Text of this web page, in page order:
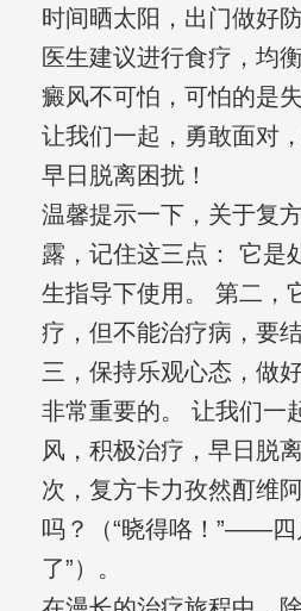
时间晒太阳，出门做好
医生建议进行食疗，均
癜风不可怕，可怕的是
让我们一起，勇敢面对
早日脱离困扰！
温馨提示一下，关于复
露，记住这三点： 它是
生指导下使用。 第二，
疗，但不能治疗病，要
三，保持乐观心态，做
非常重要的。 让我们一
风，积极治疗，早日脱
次，复方卡力孜然酊维
吗？（“晓得咯！”——四
了”）。